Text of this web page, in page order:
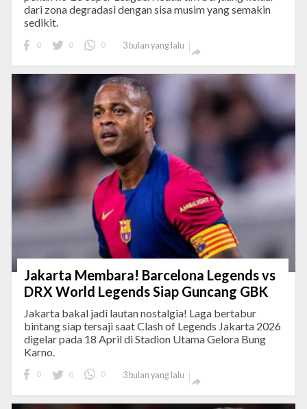
dari zona degradasi dengan sisa musim yang semakin
sedikit.
0 0 0 3 bulan yang lalu

Jakarta Membara! Barcelona Legends vs
DRX World Legends Siap Guncang GBK
Jakarta bakal jadi lautan nostalgia! Laga bertabur
bintang siap tersaji saat Clash of Legends Jakarta 2026
digelar pada 18 April di Stadion Utama Gelora Bung
Karno.
0 0 0 3 bulan yang lalu
